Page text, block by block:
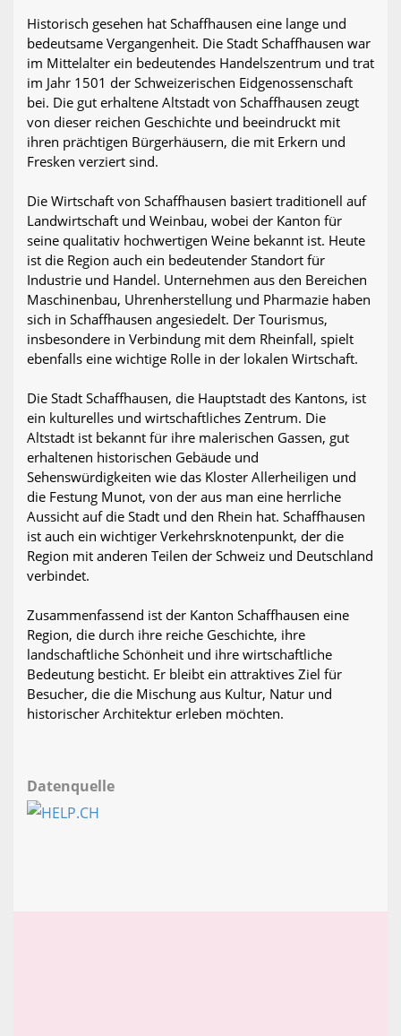
Historisch gesehen hat Schaffhausen eine lange und
bedeutsame Vergangenheit. Die Stadt Schaffhausen war
im Mittelalter ein bedeutendes Handelszentrum und trat
im Jahr 1501 der Schweizerischen Eidgenossenschaft
bei. Die gut erhaltene Altstadt von Schaffhausen zeugt
von dieser reichen Geschichte und beeindruckt mit
ihren prächtigen Bürgerhäusern, die mit Erkern und
Fresken verziert sind.
Die Wirtschaft von Schaffhausen basiert traditionell auf
Landwirtschaft und Weinbau, wobei der Kanton für
seine qualitativ hochwertigen Weine bekannt ist. Heute
ist die Region auch ein bedeutender Standort für
Industrie und Handel. Unternehmen aus den Bereichen
Maschinenbau, Uhrenherstellung und Pharmazie haben
sich in Schaffhausen angesiedelt. Der Tourismus,
insbesondere in Verbindung mit dem Rheinfall, spielt
ebenfalls eine wichtige Rolle in der lokalen Wirtschaft.
Die Stadt Schaffhausen, die Hauptstadt des Kantons, ist
ein kulturelles und wirtschaftliches Zentrum. Die
Altstadt ist bekannt für ihre malerischen Gassen, gut
erhaltenen historischen Gebäude und
Sehenswürdigkeiten wie das Kloster Allerheiligen und
die Festung Munot, von der aus man eine herrliche
Aussicht auf die Stadt und den Rhein hat. Schaffhausen
ist auch ein wichtiger Verkehrsknotenpunkt, der die
Region mit anderen Teilen der Schweiz und Deutschland
verbindet.
Zusammenfassend ist der Kanton Schaffhausen eine
Region, die durch ihre reiche Geschichte, ihre
landschaftliche Schönheit und ihre wirtschaftliche
Bedeutung besticht. Er bleibt ein attraktives Ziel für
Besucher, die die Mischung aus Kultur, Natur und
historischer Architektur erleben möchten.
Datenquelle